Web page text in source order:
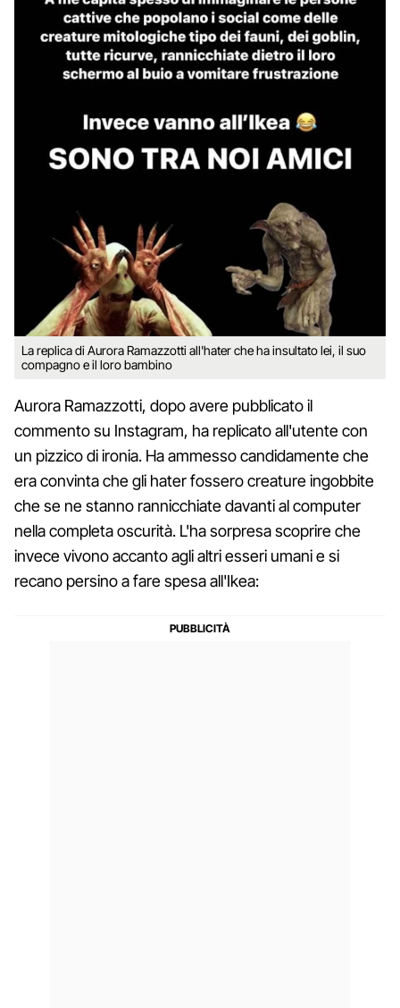
La replica di Aurora Ramazzotti all'hater che ha insultato lei, il suo
compagno e il loro bambino
Aurora Ramazzotti, dopo avere pubblicato il
commento su Instagram, ha replicato all'utente con
un pizzico di ironia. Ha ammesso candidamente che
era convinta che gli hater fossero creature ingobbite
che se ne stanno rannicchiate davanti al computer
nella completa oscurità. L'ha sorpresa scoprire che
invece vivono accanto agli altri esseri umani e si
recano persino a fare spesa all'Ikea: